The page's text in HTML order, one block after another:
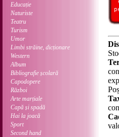
Educație
Naturiste
Teatru
Turism
Umor
Limbi străine, dicționare
Western
Album
Bibliografie școlară
Capodopere
Război
Arte marțiale
Capă și spadă
Hai la joacă
Sport
Second hand